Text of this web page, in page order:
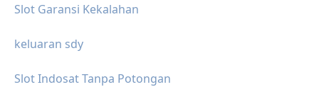
Slot Garansi Kekalahan
keluaran sdy
Slot Indosat Tanpa Potongan